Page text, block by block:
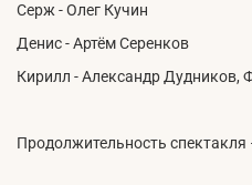
Серж - Олег Кучин
Денис - Артём Серенков
Кирилл - Александр Дудников,
Продолжительность спектакля